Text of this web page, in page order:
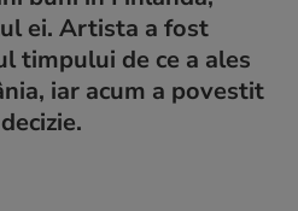
ei. Artista a fost
timpului de ce a ales
iar acum a povestit